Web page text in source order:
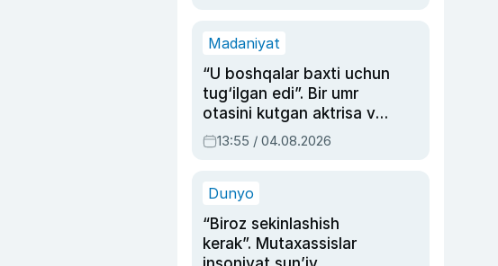
Madaniyat
“U boshqalar baxti uchun
tug‘ilgan edi”. Bir umr
otasini kutgan aktrisa va
dublyaj ustasi Rimma
Ahmedovaning
13:55 / 04.08.2026
Dunyo
“Biroz sekinlashish
kerak”. Mutaxassislar